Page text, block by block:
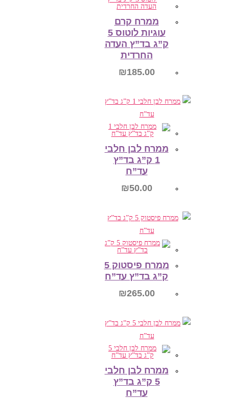
ממרח קרם
עוגיות לוטוס 5
ק”ג בד”ץ העדה
החרדית
₪185.00
הוספה לסל
ממרח לבן חלבי
1 ק”ג בד”ץ
עד”ח
₪50.00
הוספה לסל
ממרח פיסטוק 5
ק”ג בד”ץ עד”ח
₪265.00
הוספה לסל
ממרח לבן חלבי
5 ק”ג בד”ץ
עד”ח